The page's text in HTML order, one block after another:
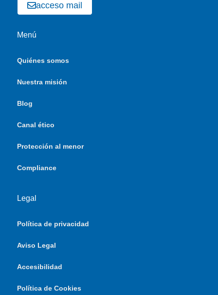
acceso mail
Menú
Quiénes somos
Nuestra misión
Blog
Canal ético
Protección al menor
Compliance
Legal
Política de privacidad
Aviso Legal
Accesibilidad
Política de Cookies